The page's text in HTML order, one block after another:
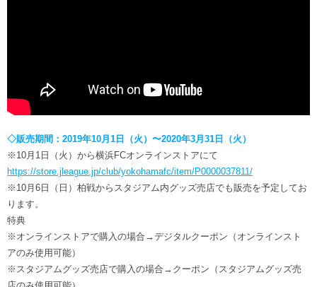
◇販売期間：2019年10月1日（火）〜2020年3月31日（火）
※10月1日（火）から横浜FCオンラインストアにて
https://store.jleague.jp/club/yokohamafc/item/P0000037811/
※10月6日（日）柏戦からスタジアム内グッズ売店でも販売を予定してお
ります。
特典
※オンラインストアで購入の場合→デジタルクーポン（オンラインスト
アのみ使用可能）
※スタジアムグッズ売店で購入の場合→クーポン（スタジアムグッズ売